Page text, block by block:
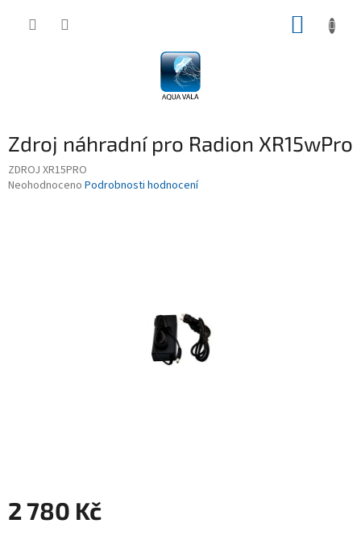
Zdroj náhradní pro ¨Radion XR15wPro
ZDROJ XR15PRO
Průměrné
Neohodnoceno Podrobnosti hodnocení
2 780 Kč